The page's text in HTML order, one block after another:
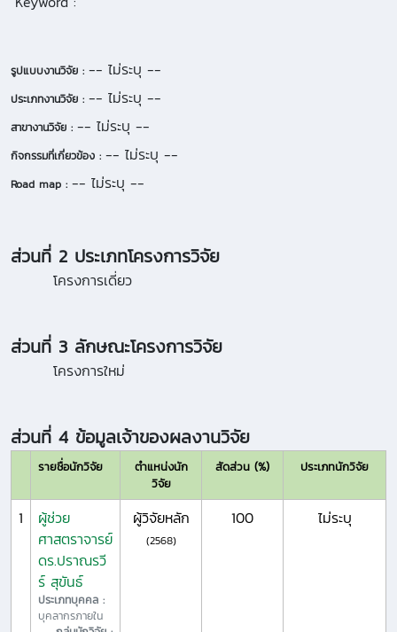
รูปแบบงานวิจัย : -- ไม่ระบุ --
ประเภทงานวิจัย : -- ไม่ระบุ --
สาขางานวิจัย : -- ไม่ระบุ --
กิจกรรมที่เกี่ยวข้อง : -- ไม่ระบุ --
Road map : -- ไม่ระบุ --
ส่วนที่ 2 ประเภทโครงการวิจัย
โครงการเดี่ยว
ส่วนที่ 3 ลักษณะโครงการวิจัย
โครงการใหม่
ส่วนที่ 4 ข้อมูลเจ้าของผลงานวิจัย
รายชื่อนักวิจัย
ตำแหน่งนัก
วิจัย
สัดส่วน (%) ประเภทนักวิจัย
1
ผู้ช่วย
ศาสตราจารย์
ดร.ปราณรวี
ร์ สุขันธ์
ประเภทบุคคล :
บุคลากรภายใน
ผู้วิจัยหลัก
(2568)
100 ไม่ระบุ